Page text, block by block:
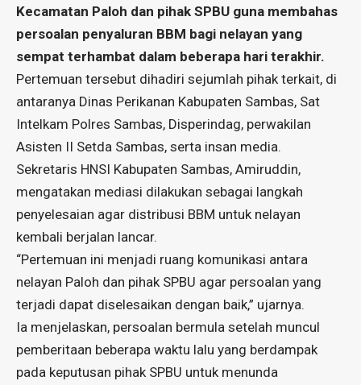
Kecamatan Paloh dan pihak SPBU guna membahas
persoalan penyaluran BBM bagi nelayan yang
sempat terhambat dalam beberapa hari terakhir.
Pertemuan tersebut dihadiri sejumlah pihak terkait, di
antaranya Dinas Perikanan Kabupaten Sambas, Sat
Intelkam Polres Sambas, Disperindag, perwakilan
Asisten II Setda Sambas, serta insan media.
Sekretaris HNSI Kabupaten Sambas, Amiruddin,
mengatakan mediasi dilakukan sebagai langkah
penyelesaian agar distribusi BBM untuk nelayan
kembali berjalan lancar.
“Pertemuan ini menjadi ruang komunikasi antara
nelayan Paloh dan pihak SPBU agar persoalan yang
terjadi dapat diselesaikan dengan baik,” ujarnya.
Ia menjelaskan, persoalan bermula setelah muncul
pemberitaan beberapa waktu lalu yang berdampak
pada keputusan pihak SPBU untuk menunda